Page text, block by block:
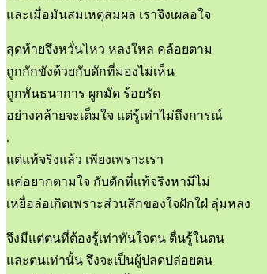
และเมื่อมันสมเหตุสมผล เราจึงเผลอใจ
สุดท้ายจึงหวั่นไหว หลงใหล คล้อยตาม
ถูกกักขังด้วยกับดักที่มองไม่เห็น
ถูกพันธนาการ ผูกมัด ร้อยรัด
อย่างคล้ายจะเต็มใจ แต่รู้เท่าไม่ถึงการณ์
.
แต่แท้จริงแล้ว เพียงเพราะเรา
แค่อยากตามใจ กับดักที่แท้จริงหามีไม่
เหยื่อล่อเกิดเพราะส่วนลึกของใจฝักใฝ่ ลุ่มหลง
จึงมีแต่ตนที่ต้องรู้เท่าทันใจตน ตื่นรู้ในตน
และตนเท่านั้น จึงจะเป็นผู้ปลดปล่อยตน